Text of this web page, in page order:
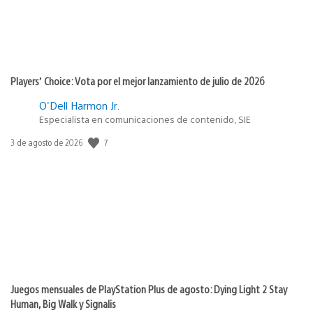
Players’ Choice: Vota por el mejor lanzamiento de julio de 2026
O'Dell Harmon Jr.
Especialista en comunicaciones de contenido, SIE
Fecha
3 de agosto de 2026 7
Juegos mensuales de PlayStation Plus de agosto: Dying Light 2 Stay
Human, Big Walk y Signalis